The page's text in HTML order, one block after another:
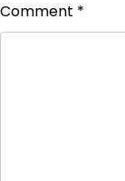
Comment *